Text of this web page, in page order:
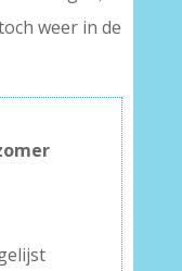
weer in de